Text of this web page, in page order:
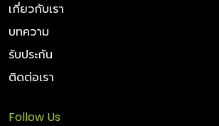
เกี่ยวกับเรา
บทความ
รับประกัน
ติดต่อเรา
Follow Us